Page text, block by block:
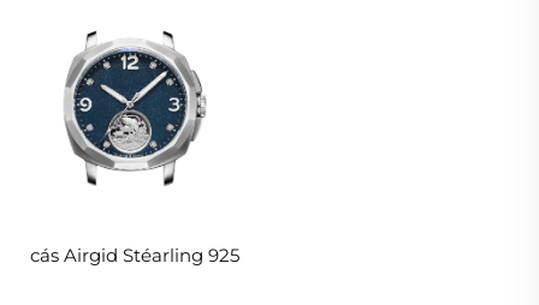
cás Airgid Stéarling 925